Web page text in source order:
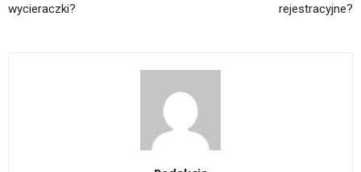
wycieraczki?
rejestracyjne?